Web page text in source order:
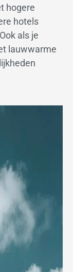
hogere
hotels
als je
lauwwarme